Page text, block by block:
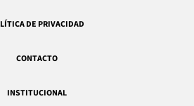
DE PRIVACIDAD
CONTACTO
INSTITUCIONAL